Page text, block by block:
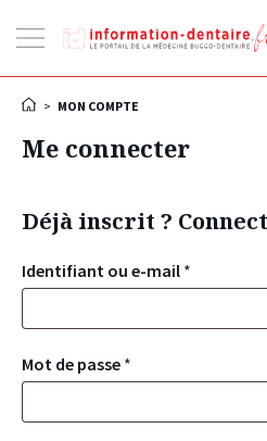
la
> MON COMPTE
Me connecter
Déjà inscrit ?
Identifiant ou e-mail *
Mot de passe *